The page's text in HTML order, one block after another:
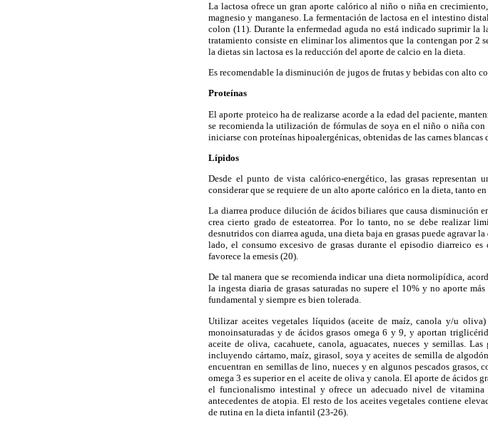
La lactosa ofrece un gran aporte calórico al niño o niña en
magnesio y manganeso. La fermentación de lactosa en el intestino
colon (11). Durante la enfermedad aguda no está indicado suprimir la
tratamiento consiste en eliminar los alimentos que la contengan por 2
la dietas sin lactosa es la reducción del aporte de calcio en la dieta.
Es recomendable la disminución de jugos de frutas y bebidas con alto
Proteínas
El aporte proteico ha de realizarse acorde a la edad del paciente,
se recomienda la utilización de fórmulas de soya en el niño o niña
iniciarse con proteínas hipoalergénicas, obtenidas de las carnes blancas
Lípidos
Desde el punto de vista calórico-energético, las grasas
considerar que se requiere de un alto aporte calórico en la dieta, tanto
La diarrea produce dilución de ácidos biliares que causa disminución
crea cierto grado de esteatorrea. Por lo tanto, no se debe realizar
desnutridos con diarrea aguda, una dieta baja en grasas puede agravar
lado, el consumo excesivo de grasas durante el episodio diarreico
favorece la emesis (20).
De tal manera que se recomienda indicar una dieta normolipídica,
la ingesta diaria de grasas saturadas no supere el 10% y no aporte
fundamental y siempre es bien tolerada.
Utilizar aceites vegetales líquidos (aceite de maíz, canola y/u
monoinsaturadas y de ácidos grasos omega 6 y 9, y aportan
aceite de oliva, cacahuete, canola, aguacates, nueces y semillas.
incluyendo cártamo, maíz, girasol, soya y aceites de semilla de
encuentran en semillas de lino, nueces y en algunos pescados
omega 3 es superior en el aceite de oliva y canola. El aporte de ácidos
el funcionalismo intestinal y ofrece un adecuado nivel de
antecedentes de atopia. El resto de los aceites vegetales contiene
de rutina en la dieta infantil (23-26).